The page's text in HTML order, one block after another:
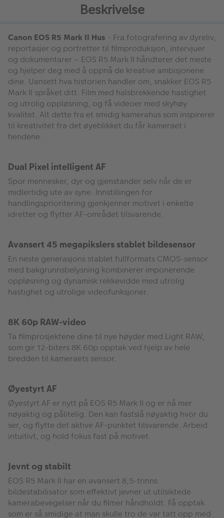
Beskrivelse
Canon EOS R5 Mark II Hus - Fra fotografering av dyreliv,
reportasjer og portretter til filmproduksjon, intervjuer
og dokumentarer – EOS R5 Mark II håndterer det meste
og hjelper deg med å oppnå de kreative ambisjonene
dine. Uansett hva historien handler om, snakker EOS R5
Mark II språket ditt. Film med halsbrekkende hastighet
og utrolig oppløsning, og få videoer med skyhøy
kvalitet. Alt dette fra et smidig kamerahus som inspirerer
til kreativitet fra det øyeblikket du får kameraet i
hendene.
Dual Pixel intelligent AF
Spor mennesker, dyr og gjenstander selv når de er
midlertidig ute av syne. Innstillingen for
handlingsprioritering gjenkjenner motivet i enkelte
idretter og flytter AF-området tilsvarende.
Avansert 45 megapikslers stablet bildesensor
En neste generasjons stablet fullformats CMOS-sensor
med bakgrunnsbelysning kombinerer imponerende
oppløsning og dynamisk rekkevidde med utrolig
hastighet og utrolige videofunksjoner.
8K 60p RAW-video
Ta filmprosjektene dine til nye høyder med Light RAW,
som gir 12-biters 8K 60p opptak ved hjelp av hele
bredden til kameraets sensor.
Øyestyrt AF
Øyestyrt AF er nytt på EOS R5 Mark II og er nå mer
nøyaktig og pålitelig. Den kan fastslå nøyaktig hvor du
ser, og flytte det aktive AF-punktet tilsvarende. Arbeid
intuitivt, og hold fokus fast på motivet.
Jevnt og stabilt
EOS R5 Mark II har en avansert 8,5-trinns
bildestabilisator som effektivt jevner ut utilsiktede
kamerabevegelser når du filmer håndholdt. Få opptak
som er så smidige at man skulle tro de var tatt opp med